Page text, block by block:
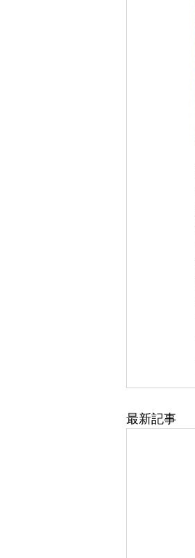
最新記事